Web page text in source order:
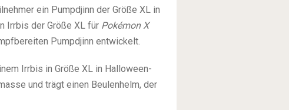
ein Pumpdjinn der Größe XL in
Irrbis der Größe XL für Pokémon X
Pumpdjinn entwickelt.
Irrbis in Größe XL in Halloween-
und trägt einen Beulenhelm, der